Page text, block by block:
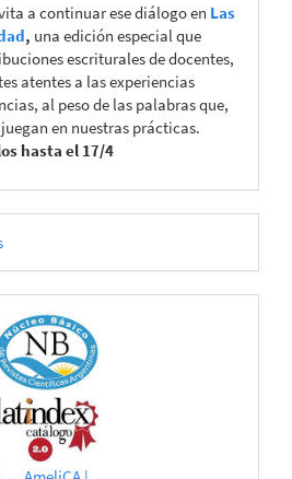
a continuar ese diálogo en Las
, una edición especial que
escriturales de docentes,
atentes a las experiencias
al peso de las palabras que,
en nuestras prácticas.
hasta el 17/4